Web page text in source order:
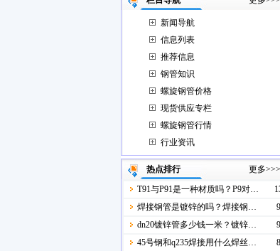
新闻导航
信息列表
推荐信息
钢管知识
螺旋钢管价格
现货供应专栏
螺旋钢管行情
行业资讯
热点排行
更多
T91与P91是一种材质吗？P9对…
焊接钢管是镀锌的吗？焊接钢…
dn20镀锌管多少钱一米？镀锌…
45号钢和q235焊接用什么焊丝…